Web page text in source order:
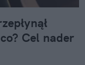
Cel nader